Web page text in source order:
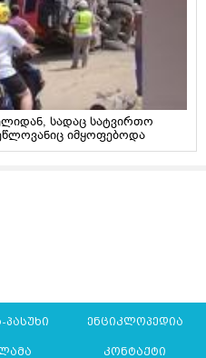
სადაც სატვირთო
იმყოფებოდა
პასუხი ენციკლოპედია
კონტაქტი